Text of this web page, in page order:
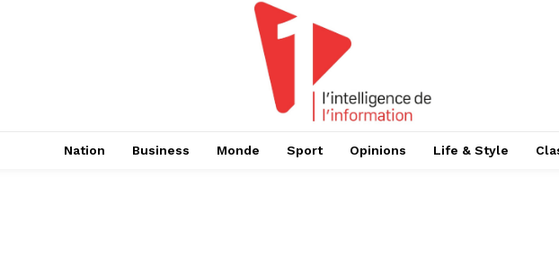
Nation Business Monde Sport Opinions Life & Style